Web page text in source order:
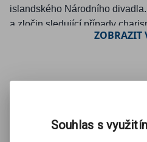
islandského Národního
a zločin sledující případy
Guðgeira Franssona s titulem
ZOBRAZIT
Souhlas s